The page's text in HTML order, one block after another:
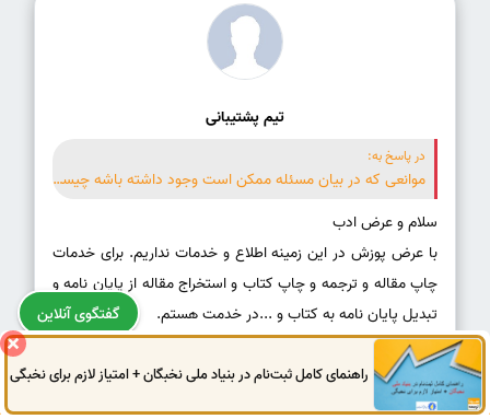
تیم پشتیبانی
در پاسخ به:
موانعی که در بیان مسئله ممکن است وجود داشته باشه چیست
با عرض پوزش در این زمینه اطلاع و خدمات نداریم. برای خدمات
چاپ مقاله و ترجمه و چاپ کتاب و استخراج مقاله از پایان نامه و
با تشکر
4 سال پیش 0
0 پاسخ
04133250787
09149724522
راهنمای کامل ثبت‌نام در بنیاد ملی نخبگان + امتیاز لازم برای نخبگی
گفتگوی آنلاین